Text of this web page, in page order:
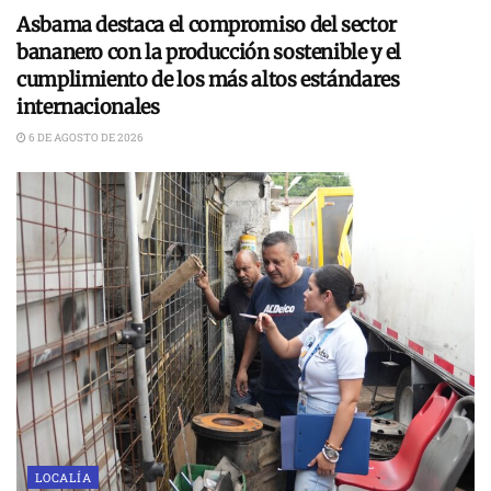
Asbama destaca el compromiso del sector
bananero con la producción sostenible y el
cumplimiento de los más altos estándares
internacionales
6 DE AGOSTO DE 2026
LOCALÍA